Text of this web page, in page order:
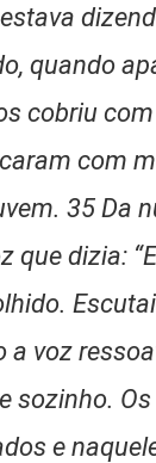
quando
cobriu
com
35 Da
que dizia:
a voz
sozinho.
e